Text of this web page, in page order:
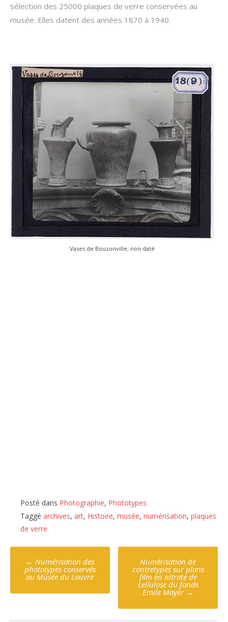
sélection des 25000 plaques de verre conservées au
musée. Elles datent des années 1870 à 1940.
Vases de Bouzonville, non daté
Posté dans Photographie, Phototypes
Taggé archives, art, Histoire, musée, numérisation, plaques
de verre
Poste
navigation
← Numérisation des
phototypes conservés
au Musée du Louvre
Numérisation de
contretypes sur plans
film en nitrate de
cellulose du fonds
Emile Mayer →